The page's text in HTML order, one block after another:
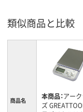
類似商品と比較
商品名 本商品：アー
ズ